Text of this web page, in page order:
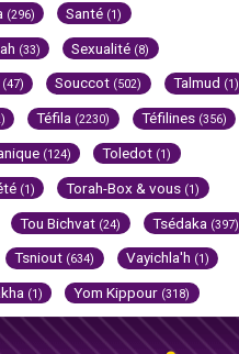
(296) Santé (1)
(33) Sexualité (8)
(47) Souccot (502) Talmud (1)
Téfila (2230) Téfilines (356)
(124) Toledot (1)
(1) Torah-Box & vous (1)
Tou Bichvat (24) Tsédaka (397)
Tsniout (634) Vayichla'h (1)
(1) Yom Kippour (318)